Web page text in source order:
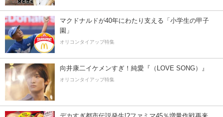
マクドナルドが40年にわたり支える「小学生の甲子
園」
オリコンタイアップ特集
向井康二イケメンすぎ！純愛『（LOVE SONG）』
オリコンタイアップ特集